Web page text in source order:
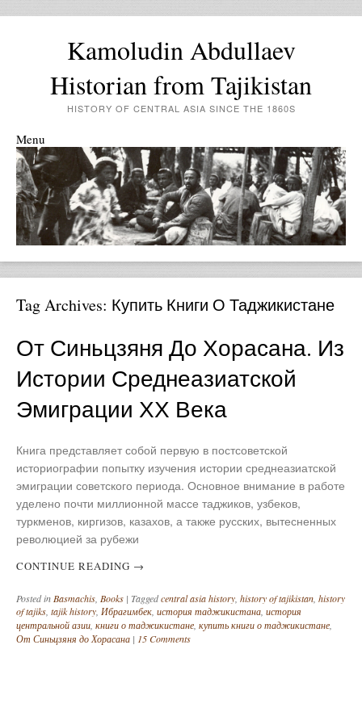
Kamoludin Abdullaev
Historian from Tajikistan
HISTORY OF CENTRAL ASIA SINCE THE 1860S
Menu
Skip to content
Tag Archives: Купить Книги О Таджикистане
От Синьцзяня До Хорасана. Из
Истории Среднеазиатской
Эмиграции ХХ Века
Книга представляет собой первую в постсоветской
историографии попытку изучения истории среднеазиатской
эмиграции советского периода. Основное внимание в работе
уделено почти миллионной массе таджиков, узбеков,
туркменов, киргизов, казахов, а также русских, вытесненных
революцией за рубежи
CONTINUE READING →
Posted inBasmachis, Books | Taggedcentral asia history, history of tajikistan, history
of tajiks, tajik history, Ибрагимбек, история таджикистана, история
центральной азии, книги о таджикистане, купить книги о таджикистане,
От Синьцзяня до Хорасана | 15 Comments